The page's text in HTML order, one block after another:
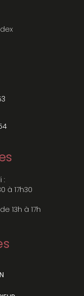
:
à 17h30
13h à 17h